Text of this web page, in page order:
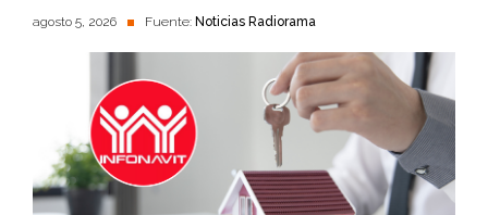
agosto 5, 2026 Fuente: Noticias Radiorama